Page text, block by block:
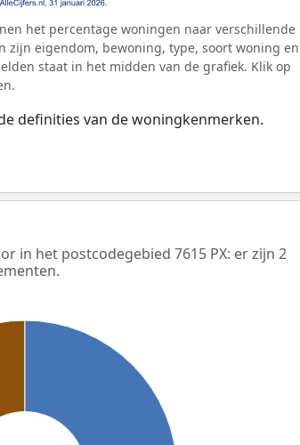
het percentage woningen naar verschillende
zijn eigendom, bewoning, type, soort woning en
staat in het midden van de grafiek. Klik op
definities van de woningkenmerken.
in het postcodegebied 7615 PX: er zijn 2